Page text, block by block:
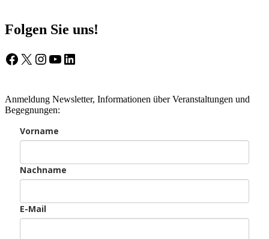
Folgen Sie uns!
Facebook
X Instagram YouTube LinkedIn
Anmeldung Newsletter, Informationen über Veranstaltungen und
Begegnungen:
Vorname
Nachname
E-Mail